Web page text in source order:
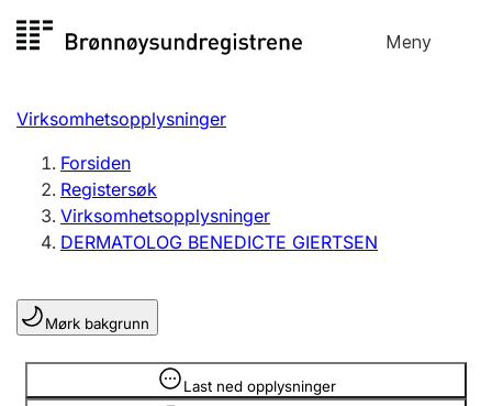
til
Meny
Registersøk
Aksjeselskap
Enkeltpersonforetak
Registrere, endre, slette
Lag og forening
Registrere, endre, slette
Virksomhetsopplysninger
Forsiden
Registersøk
Virksomhetsopplysninger
DERMATOLOG BENEDICTE GIERTSEN
Mørk bakgrunn
Last ned opplysninger
Opplysninger er skjult